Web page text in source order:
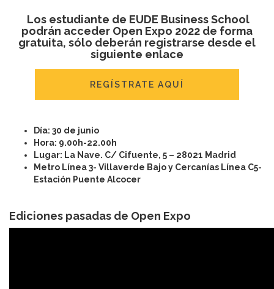
Los estudiante de EUDE Business School
podrán acceder Open Expo 2022 de forma
gratuita, sólo deberán registrarse desde el
siguiente enlace
REGÍSTRATE AQUÍ
Día: 30 de junio
Hora: 9.00h-22.00h
Lugar: La Nave. C/ Cifuente, 5 – 28021 Madrid
Metro Línea 3- Villaverde Bajo y Cercanías Línea C5-
Estación Puente Alcocer
Ediciones pasadas de Open Expo